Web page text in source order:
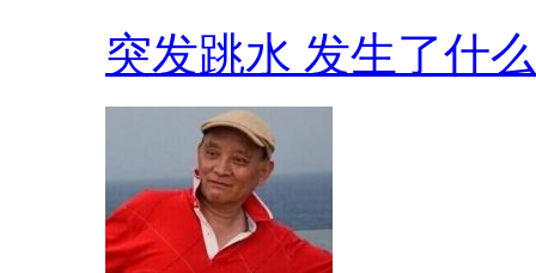
突发跳水 发生了什么